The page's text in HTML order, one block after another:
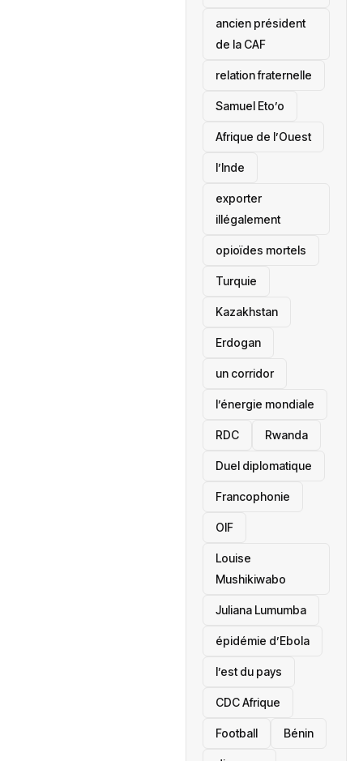
ancien président
de la CAF
relation fraternelle
Samuel Eto’o
Afrique de l’Ouest
l’Inde
exporter
illégalement
opioïdes mortels
‎Turquie
Kazakhstan
Erdogan
un corridor
l’énergie mondiale
RDC Rwanda
Duel diplomatique
Francophonie
OIF
Louise
Mushikiwabo
Juliana Lumumba
épidémie d’Ebola
l’est du pays
CDC Afrique
Football Bénin